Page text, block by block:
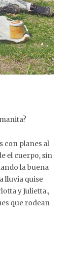
con planes al
el cuerpo, sin
la buena
lluvia quise
y Julietta.,
que rodean